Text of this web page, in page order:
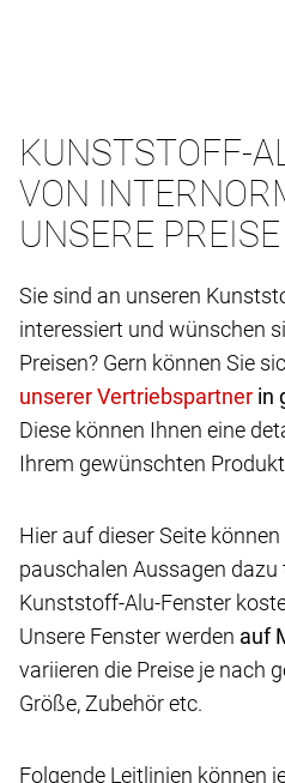
KUNSTSTOFF-
VON
UNSERE PREISE
Sie sind an unseren
interessiert und wünschen
Preisen? Gern können Sie
in
Diese können Ihnen eine
Ihrem gewünschten
Hier auf dieser Seite
pauschalen Aussagen
Kunststoff-Alu-Fenster
Unsere Fenster werden auf
variieren die Preise je nach
Größe, Zubehör etc.
Folgende Leitlinien können